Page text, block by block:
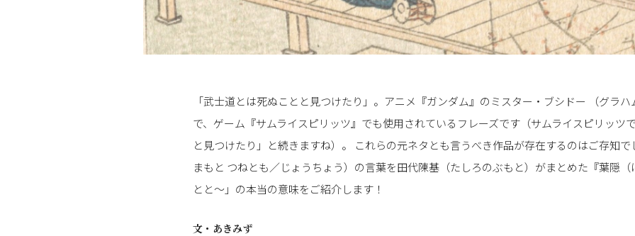
「武士道とは死ぬことと見つけたり」。アニメ『ガンダム』のミスター・ブシドー （グラ
で、ゲーム『サムライスピリッツ』でも使用されているフレーズです（サムライスピリッツ
と見つけたり」と続きますね）。 これらの元ネタとも言うべき作品が存在するのはご存知
まもと つねとも／じょうちょう）の言葉を田代陳基（たしろのぶもと）がまとめた『葉隠
とと～」の本当の意味をご紹介します！
文・ あきみず